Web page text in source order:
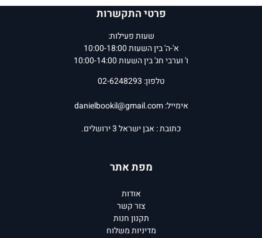
פרטי התקשרות
שעות פעילות:
א'-ה' בין השעות 10:00-18:00
ו' וערבי חג' בין השעות 10:00-14:00
טלפון: 02-6248293
אימייל:danielbookil@gmail.com
כתובת : אבן ישראל 3 ירושלים.
מפת אתר
אודות
צור קשר
תקנון חנות
מדיניות משלוח